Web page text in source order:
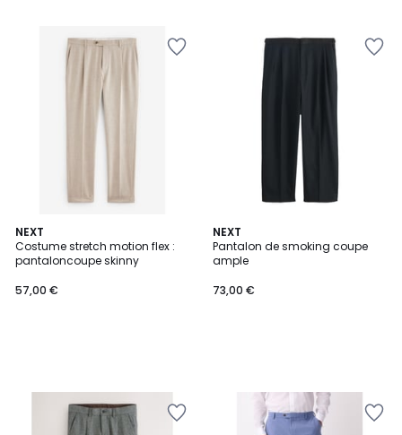
NEXT
Costume stretch motion flex :
pantaloncoupe skinny
57,00 €
NEXT
Pantalon de smoking coupe
ample
73,00 €